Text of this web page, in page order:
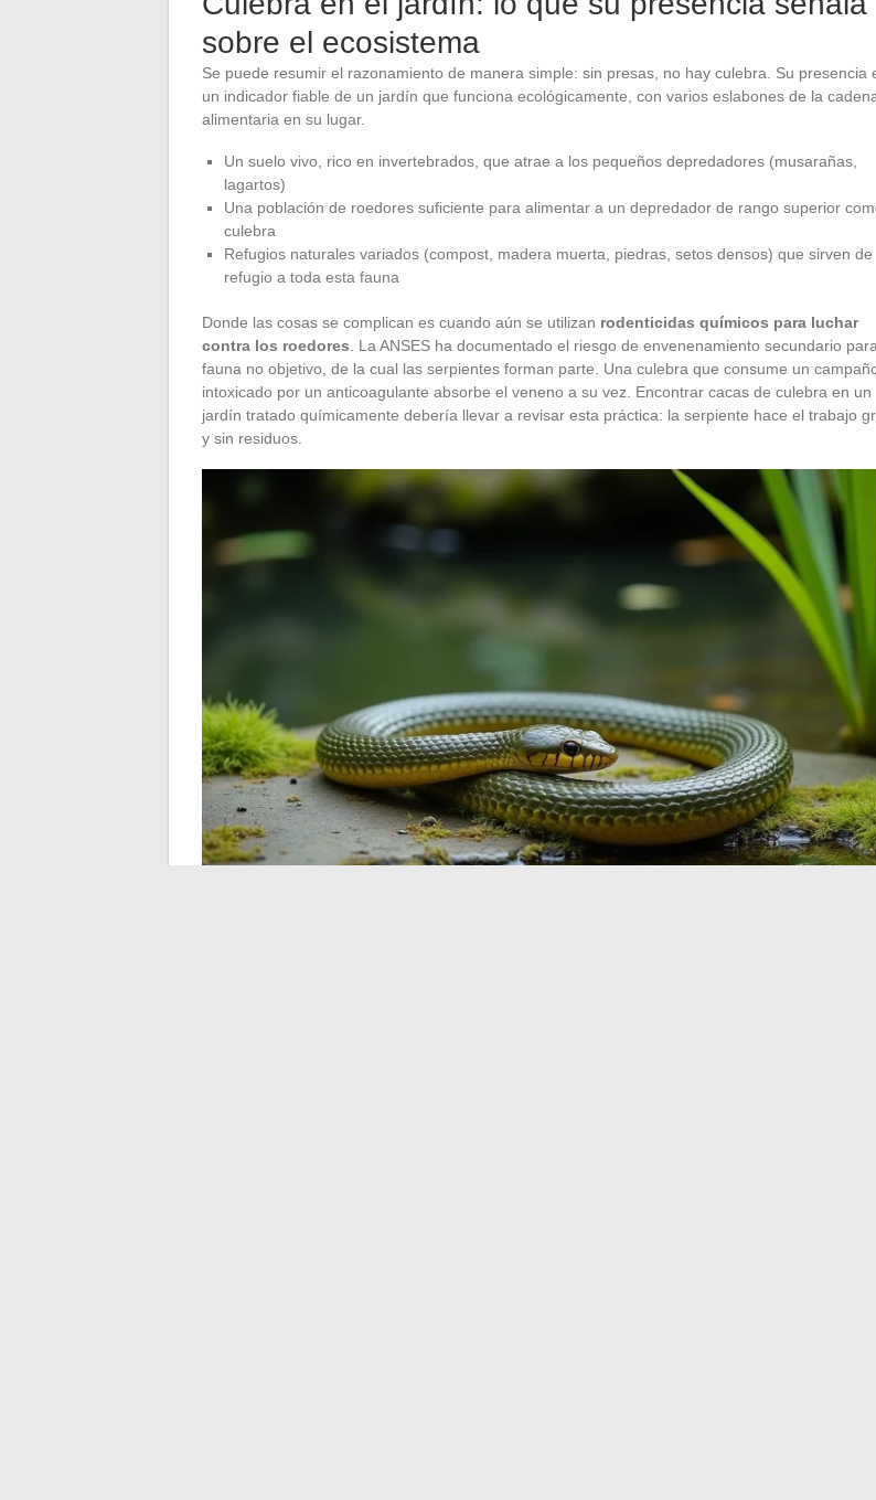
sobre el ecosistema
Se puede resumir el razonamiento de manera simple: sin presas, no hay culebra. Su presencia
un indicador fiable de un jardín que funciona ecológicamente, con varios eslabones de la
alimentaria en su lugar.
Un suelo vivo, rico en invertebrados, que atrae a los pequeños depredadores (musarañas,
lagartos)
Una población de roedores suficiente para alimentar a un depredador de rango superior
culebra
Refugios naturales variados (compost, madera muerta, piedras, setos densos) que sirven de
refugio a toda esta fauna
Donde las cosas se complican es cuando aún se utilizan rodenticidas químicos para luchar
contra los roedores. La ANSES ha documentado el riesgo de envenenamiento secundario
fauna no objetivo, de la cual las serpientes forman parte. Una culebra que consume un
intoxicado por un anticoagulante absorbe el veneno a su vez. Encontrar cacas de culebra en un
jardín tratado químicamente debería llevar a revisar esta práctica: la serpiente hace el trabajo
y sin residuos.